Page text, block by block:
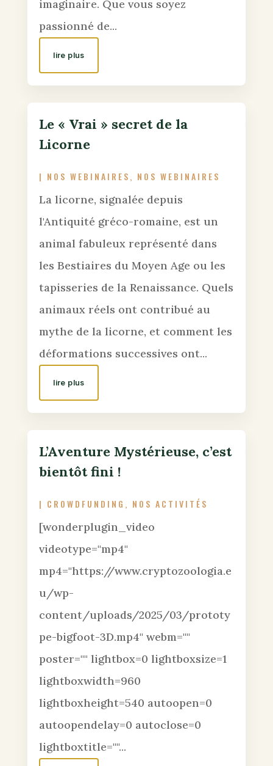
imaginaire. Que vous soyez
passionné de...
lire plus
Le « Vrai » secret de la
Licorne
| NOS WEBINAIRES, NOS WEBINAIRES
La licorne, signalée depuis
l'Antiquité gréco-romaine, est un
animal fabuleux représenté dans
les Bestiaires du Moyen Age ou les
tapisseries de la Renaissance. Quels
animaux réels ont contribué au
mythe de la licorne, et comment les
déformations successives ont...
lire plus
L’Aventure Mystérieuse, c’est
bientôt fini !
| CROWDFUNDING , NOS ACTIVITÉS
[wonderplugin_video
videotype="mp4"
mp4="https://www.cryptozoologia.e
u/wp-
content/uploads/2025/03/prototy
pe-bigfoot-3D.mp4" webm=""
poster="" lightbox=0 lightboxsize=1
lightboxwidth=960
lightboxheight=540 autoopen=0
autoopendelay=0 autoclose=0
lightboxtitle=""...